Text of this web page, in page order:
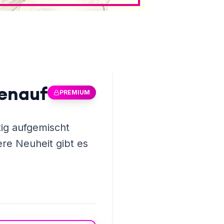
PREMIUM
aufgemischt
Neuheit gibt es